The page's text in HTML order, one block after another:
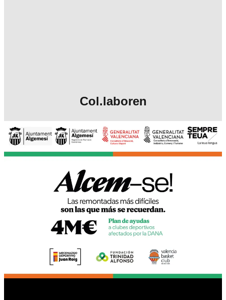
Col.laboren